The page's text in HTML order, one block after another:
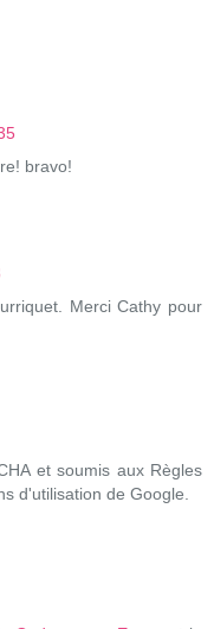
bravo!
Merci Cathy pour
et soumis aux Règles
d'utilisation de Google.